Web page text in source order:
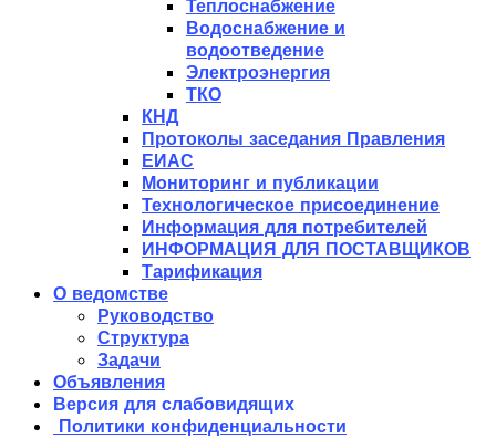
Теплоснабжение
Водоснабжение и
водоотведение
Электроэнергия
ТКО
КНД
Протоколы заседания Правления
ЕИАС
Мониторинг и публикации
Технологическое присоединение
Информация для потребителей
ИНФОРМАЦИЯ ДЛЯ ПОСТАВЩИКОВ
Тарификация
О ведомстве
Руководство
Структура
Задачи
Объявления
Версия для слабовидящих
Политики конфиденциальности